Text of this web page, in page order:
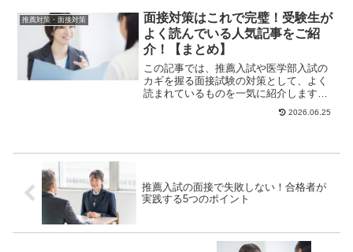
推薦対策・面接対策
面接対策はこれで完璧！受験生が
よく読んでいる人気記事をご紹
介！【まとめ】
この記事では、推薦入試や医学部入試の
カギを握る面接試験の対策として、よく
読まれているものを一気に紹介します。
2027年度入試では、総合型選抜・学校推
2026.06.25
推薦入試の面接で失敗しない！合格者が
実践する5つのポイント